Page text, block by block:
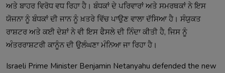
ਅਤੇ ਬਾਹਰ ਵਿਰੋਧ ਵਧ ਰਿਹਾ ਹੈ। ਬੰਧਕਾਂ ਦੇ ਪਰਿਵਾਰਾਂ ਅਤੇ ਸਮਰਥਕਾਂ ਨੇ ਇਸ
ਯੋਜਨਾ ਨੂੰ ਬੰਧਕਾਂ ਦੀ ਜਾਨ ਨੂੰ ਖ਼ਤਰੇ ਵਿੱਚ ਪਾਉਣ ਵਾਲਾ ਦੱਸਿਆ ਹੈ। ਸੰਯੁਕਤ
ਰਾਸ਼ਟਰ ਅਤੇ ਕਈ ਦੇਸ਼ਾਂ ਨੇ ਵੀ ਇਸ ਫੈਸਲੇ ਦੀ ਨਿੰਦਾ ਕੀਤੀ ਹੈ, ਜਿਸ ਨੂੰ
ਅੰਤਰਰਾਸ਼ਟਰੀ ਕਾਨੂੰਨ ਦੀ ਉਲੰਘਣਾ ਮੰਨਿਆ ਜਾ ਰਿਹਾ ਹੈ।
Israeli Prime Minister Benjamin Netanyahu defended the new